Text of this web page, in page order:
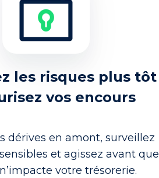
les risques plus tôt
vos encours
dérives en amont, surveillez
et agissez avant que
votre trésorerie.